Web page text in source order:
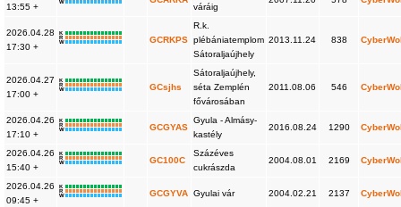
13:55 +
W
váráig
2026.04.28
17:30 +
K
R
W
GCRKPS
R.k.
plébániatemplom
Sátoraljaújhely
2013.11.24 838
2026.04.27
17:00 +
K
R
W
GCsjhs
Sátoraljaújhely,
séta Zemplén
fővárosában
2011.08.06 546
2026.04.26
17:10 +
K
R
W
GCGYAS
Gyula - Almásy-
kastély
2016.08.24 1290
2026.04.26
15:40 +
K
R
W
GC100C
Százéves
cukrászda
2004.08.01 2169
2026.04.26
09:45 +
K
R
W
GCGYVA Gyulai vár 2004.02.21 2137